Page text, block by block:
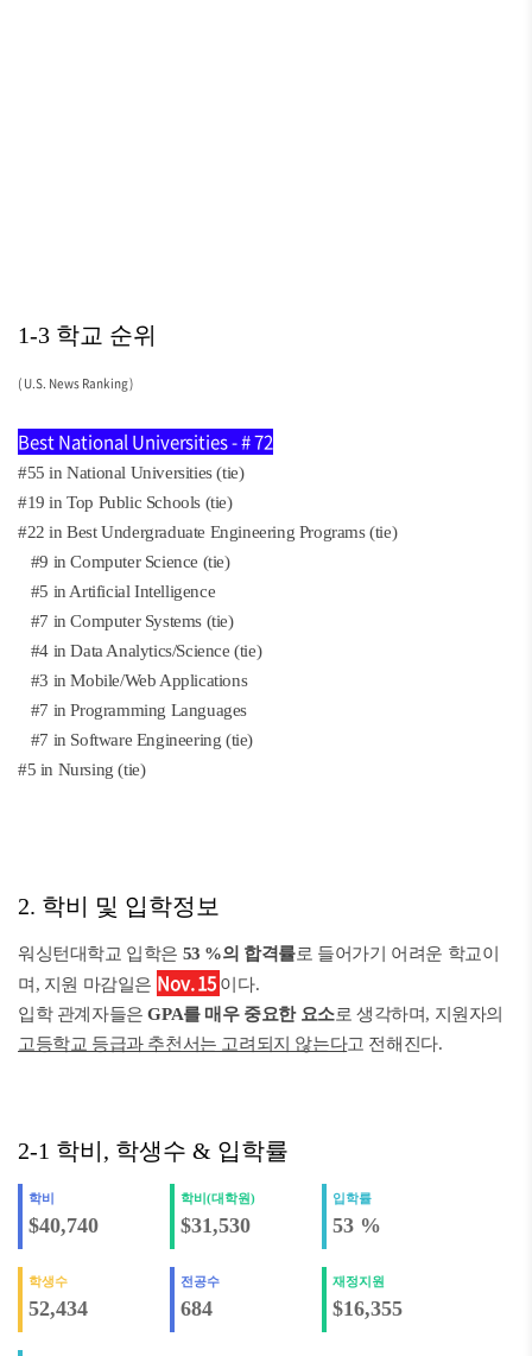
1-3 학교 순위
( U.S. News Ranking )
Best National Universities - # 72
#55 in National Universities (tie)
#19 in Top Public Schools (tie)
#22 in Best Undergraduate Engineering Programs (tie)
#9 in Computer Science (tie)
#5 in Artificial Intelligence
#7 in Computer Systems (tie)
#4 in Data Analytics/Science (tie)
#3 in Mobile/Web Applications
#7 in Programming Languages
#7 in Software Engineering (tie)
#5 in Nursing (tie)
2. 학비 및 입학정보
워싱턴대학교 입학은 53 %의 합격률로 들어가기 어려운 학교이
며, 지원 마감일은 Nov. 15 이다.
입학 관계자들은GPA를 매우 중요한 요소로 생각하며, 지원자의
고등학교 등급과 추천서는 고려되지 않는다고 전해진다.
2-1 학비, 학생수 & 입학률
학비
$40,740
학비(대학원)
$31,530
입학률
53 %
학생수
52,434
전공수
684
재정지원
$16,355